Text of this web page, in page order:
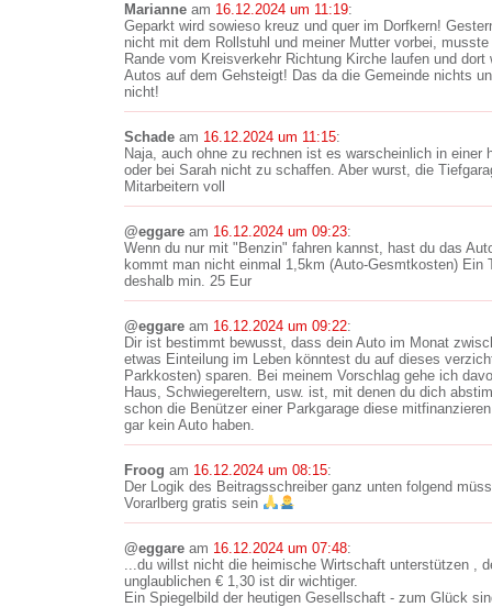
Marianne am 16.12.2024 um 11:19:
Geparkt wird sowieso kreuz und quer im Dorfkern!
nicht mit dem Rollstuhl und meiner Mutter vorbei,
Rande vom Kreisverkehr Richtung Kirche laufen und
Autos auf dem Gehsteigt! Das da die Gemeinde nichts
nicht!
Schade am 16.12.2024 um 11:15:
Naja, auch ohne zu rechnen ist es warscheinlich in einer
oder bei Sarah nicht zu schaffen. Aber wurst, die
Mitarbeitern voll
@eggare am 16.12.2024 um 09:23:
Wenn du nur mit "Benzin" fahren kannst, hast du das
kommt man nicht einmal 1,5km (Auto-Gesmtkosten) Ein
deshalb min. 25 Eur
@eggare am 16.12.2024 um 09:22:
Dir ist bestimmt bewusst, dass dein Auto im Monat
etwas Einteilung im Leben könntest du auf dieses
Parkkosten) sparen. Bei meinem Vorschlag gehe ich
Haus, Schwiegereltern, usw. ist, mit denen du dich
schon die Benützer einer Parkgarage diese
gar kein Auto haben.
Froog am 16.12.2024 um 08:15:
Der Logik des Beitragsschreiber ganz unten folgend
Vorarlberg gratis sein
@eggare am 16.12.2024 um 07:48:
...du willst nicht die heimische Wirtschaft unterstützen ,
unglaublichen € 1,30 ist dir wichtiger.
Ein Spiegelbild der heutigen Gesellschaft - zum Glück